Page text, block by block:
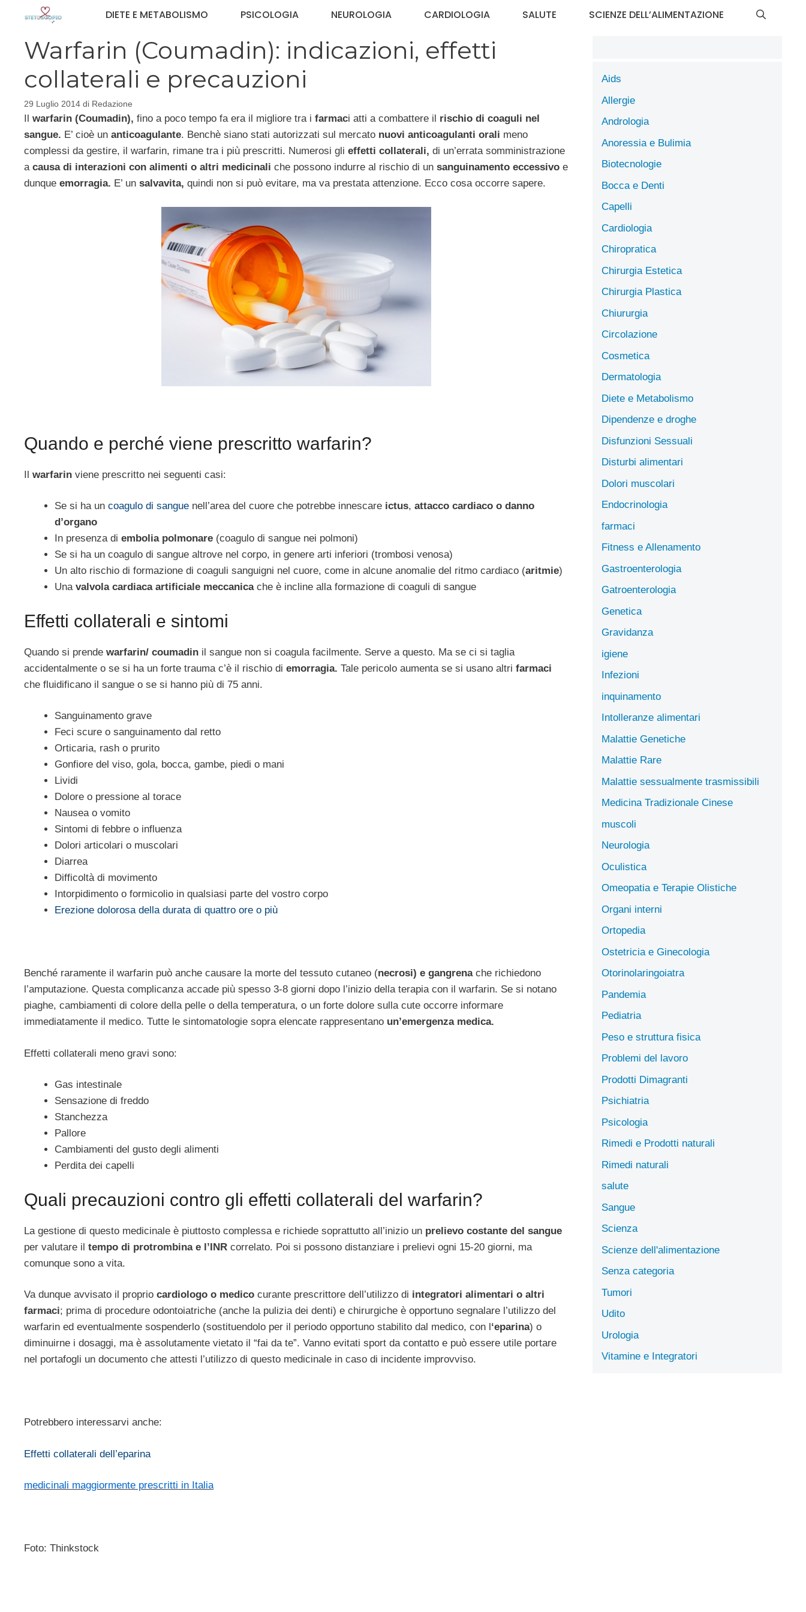
contenuto
DIETE E METABOLISMO PSICOLOGIA NEUROLOGIA CARDIOLOGIA SALUTE SCIENZE DELL’ALIMENTAZIONE
Warfarin (Coumadin): indicazioni, effetti
collaterali e precauzioni
29 Luglio 2014 di Redazione
warfarin (Coumadin), fino a poco tempo fa era il migliore tra i farmaci atti a combattere il rischio di coaguli nel
sangue. E’ cioè un anticoagulante. Benchè siano stati autorizzati sul mercato nuovi anticoagulanti orali meno
complessi da gestire, il warfarin, rimane tra i più prescritti. Numerosi gli effetti collaterali, di un’errata somministrazione
a causa di interazioni con alimenti o altri medicinali che possono indurre al rischio di un sanguinamento eccessivo e
dunque emorragia. E’ un salvavita, quindi non si può evitare, ma va prestata attenzione. Ecco cosa occorre sapere.
Quando e perché viene prescritto warfarin?
Il warfarin viene prescritto nei seguenti casi:
Se si ha un coagulo di sangue nell’area del cuore che potrebbe innescare ictus, attacco cardiaco o danno
d’organo
In presenza di embolia polmonare (coagulo di sangue nei polmoni)
Se si ha un coagulo di sangue altrove nel corpo, in genere arti inferiori (trombosi venosa)
Un alto rischio di formazione di coaguli sanguigni nel cuore, come in alcune anomalie del ritmo cardiaco (aritmie)
Una valvola cardiaca artificiale meccanicache è incline alla formazione di coaguli di sangue
Effetti collaterali e sintomi
Quando si prende warfarin/ coumadin il sangue non si coagula facilmente. Serve a questo. Ma se ci si taglia
accidentalmente o se si ha un forte trauma c’è il rischio di emorragia. Tale pericolo aumenta se si usano altri farmaci
che fluidificano il sangue o se si hanno più di 75 anni.
Sanguinamento grave
Feci scure o sanguinamento dal retto
Orticaria, rash o prurito
Gonfiore del viso, gola, bocca, gambe, piedi o mani
Lividi
Dolore o pressione al torace
Nausea o vomito
Sintomi di febbre o influenza
Dolori articolari o muscolari
Diarrea
Difficoltà di movimento
Intorpidimento o formicolio in qualsiasi parte del vostro corpo
Erezione dolorosa della durata di quattro ore o più
Benché raramente il warfarin può anche causare la morte del tessuto cutaneo (necrosi) e gangrenache richiedono
l’amputazione. Questa complicanza accade più spesso 3-8 giorni dopo l’inizio della terapia con il warfarin. Se si notano
piaghe, cambiamenti di colore della pelle o della temperatura, o un forte dolore sulla cute occorre informare
immediatamente il medico. Tutte le sintomatologie sopra elencate rappresentano un’emergenza medica.
Effetti collaterali meno gravi sono:
Gas intestinale
Sensazione di freddo
Stanchezza
Pallore
Cambiamenti del gusto degli alimenti
Perdita dei capelli
Quali precauzioni contro gli effetti collaterali del warfarin?
La gestione di questo medicinale è piuttosto complessa e richiede soprattutto all’inizio un prelievo costante del sangue
per valutare il tempo di protrombina e l’INR correlato. Poi si possono distanziare i prelievi ogni 15-20 giorni, ma
comunque sono a vita.
Va dunque avvisato il proprio cardiologo o medico curante prescrittore dell’utilizzo di integratori alimentari o altri
farmaci; prima di procedure odontoiatriche (anche la pulizia dei denti) e chirurgiche è opportuno segnalare l’utilizzo del
warfarin ed eventualmente sospenderlo (sostituendolo per il periodo opportuno stabilito dal medico, con l ‘eparina) o
diminuirne i dosaggi, ma è assolutamente vietato il “fai da te”. Vanno evitati sport da contatto e può essere utile portare
nel portafogli un documento che attesti l’utilizzo di questo medicinale in caso di incidente improvviso.
Potrebbero interessarvi anche:
Effetti collaterali dell’eparina
medicinali maggiormente prescritti in Italia
Foto: Thinkstock
Aids
Allergie
Andrologia
Anoressia e Bulimia
Biotecnologie
Bocca e Denti
Capelli
Cardiologia
Chiropratica
Chirurgia Estetica
Chirurgia Plastica
Chiururgia
Circolazione
Cosmetica
Dermatologia
Diete e Metabolismo
Dipendenze e droghe
Disfunzioni Sessuali
Disturbi alimentari
Dolori muscolari
Endocrinologia
farmaci
Fitness e Allenamento
Gastroenterologia
Gatroenterologia
Genetica
Gravidanza
igiene
Infezioni
inquinamento
Intolleranze alimentari
Malattie Genetiche
Malattie Rare
Malattie sessualmente trasmissibili
Medicina Tradizionale Cinese
muscoli
Neurologia
Oculistica
Omeopatia e Terapie Olistiche
Organi interni
Ortopedia
Ostetricia e Ginecologia
Otorinolaringoiatra
Pandemia
Pediatria
Peso e struttura fisica
Problemi del lavoro
Prodotti Dimagranti
Psichiatria
Psicologia
Rimedi e Prodotti naturali
Rimedi naturali
salute
Sangue
Scienza
Scienze dell'alimentazione
Senza categoria
Tumori
Udito
Urologia
Vitamine e Integratori